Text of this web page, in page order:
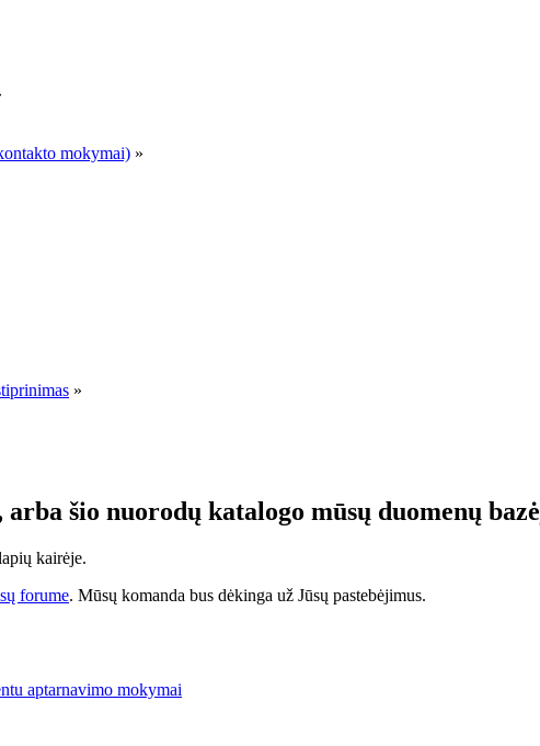
mokymai) »
»
šio nuorodų katalogo mūsų duomenų
kairėje.
forume. Mūsų komanda bus dėkinga už Jūsų pastebėjimus.
aptarnavimo mokymai